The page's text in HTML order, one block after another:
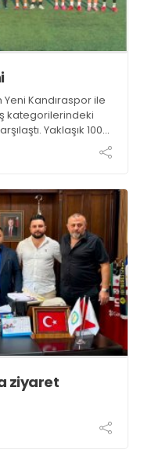
Kandıraspor ile
kategorilerindeki
Yaklaşık 100
ardından
mancarlı pide ve
ziyaret